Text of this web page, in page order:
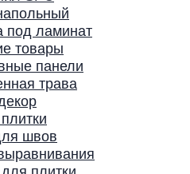
под ламинат
товары
панели
трава
швов